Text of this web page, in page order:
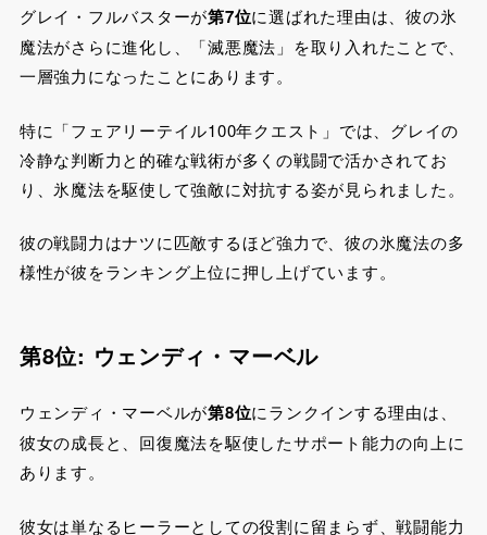
グレイ・フルバスターが第7位に選ばれた理由は、彼の氷
魔法がさらに進化し、「滅悪魔法」を取り入れたことで、
一層強力になったことにあります。
特に「フェアリーテイル100年クエスト」では、グレイの
冷静な判断力と的確な戦術が多くの戦闘で活かされてお
り、氷魔法を駆使して強敵に対抗する姿が見られました。
彼の戦闘力はナツに匹敵するほど強力で、彼の氷魔法の多
様性が彼をランキング上位に押し上げています。
第8位: ウェンディ・マーベル
ウェンディ・マーベルが第8位にランクインする理由は、
彼女の成長と、回復魔法を駆使したサポート能力の向上に
あります。
彼女は単なるヒーラーとしての役割に留まらず、戦闘能力